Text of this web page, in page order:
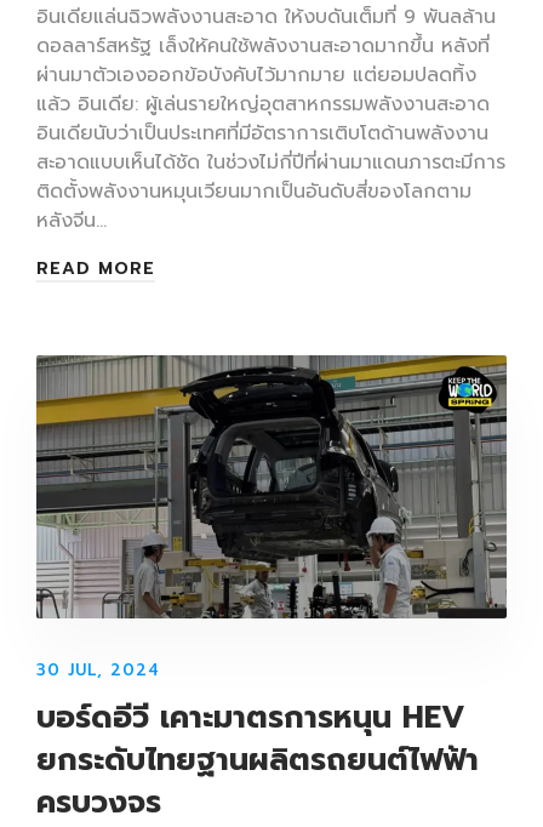
อินเดียแล่นฉิวพลังงานสะอาด ให้งบดันเต็มที่ 9 พันลล้าน
ดอลลาร์สหรัฐ เล็งให้คนใช้พลังงานสะอาดมากขึ้น หลังที่
ผ่านมาตัวเองออกข้อบังคับไว้มากมาย แต่ยอมปลดทิ้ง
แล้ว อินเดีย: ผู้เล่นรายใหญ่อุตสาหกรรมพลังงานสะอาด
อินเดียนับว่าเป็นประเทศที่มีอัตราการเติบโตด้านพลังงาน
สะอาดแบบเห็นได้ชัด ในช่วงไม่กี่ปีที่ผ่านมาแดนภารตะมีการ
ติดตั้งพลังงานหมุนเวียนมากเป็นอันดับสี่ของโลกตาม
หลังจีน…
READ MORE
30 JUL, 2024
บอร์ดอีวี เคาะมาตรการหนุน HEV
ยกระดับไทยฐานผลิตรถยนต์ไฟฟ้า
ครบวงจร